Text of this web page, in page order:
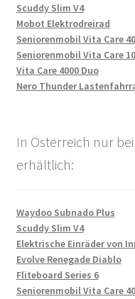
Scuddy Slim V4
Mobot Elektrodreirad
Seniorenmobil Vita Care
Seniorenmobil Vita Care
Vita Care 4000 Duo
Nero Thunder
In Österreich nur
erhältlich:
Waydoo Subnado Plus
Scuddy Slim V4
Elektrische Einräder von
Evolve Renegade Diablo
Fliteboard Series 6
Seniorenmobil Vita Care